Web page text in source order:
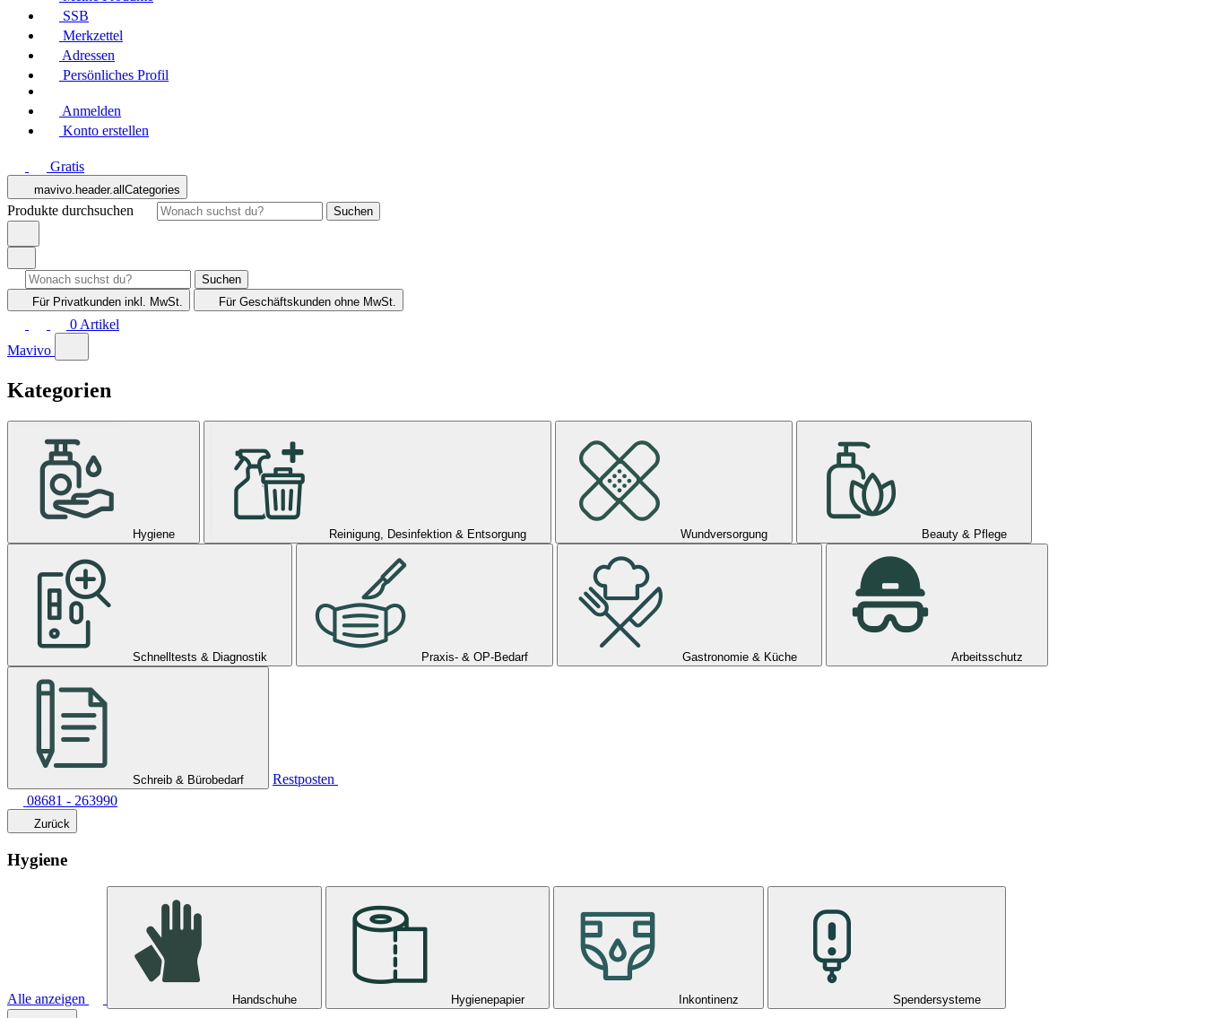
SSB
Merkzettel
Adressen
Persönliches Profil
Anmelden
Konto erstellen
Gratis
mavivo.header.allCategories
Produkte durchsuchen Suchen
Suchen
Für Privatkunden inkl. MwSt. Für Geschäftskunden ohne MwSt.
0 Artikel
Mavivo
Kategorien
Hygiene Reinigung, Desinfektion & Entsorgung Wundversorgung Beauty & Pflege
Schnelltests & Diagnostik Praxis- & OP-Bedarf Gastronomie & Küche Arbeitsschutz
Schreib & Bürobedarf
Restposten
08681 - 263990
Zurück
Hygiene
Alle anzeigen Handschuhe Hygienepapier Inkontinenz
Spendersysteme